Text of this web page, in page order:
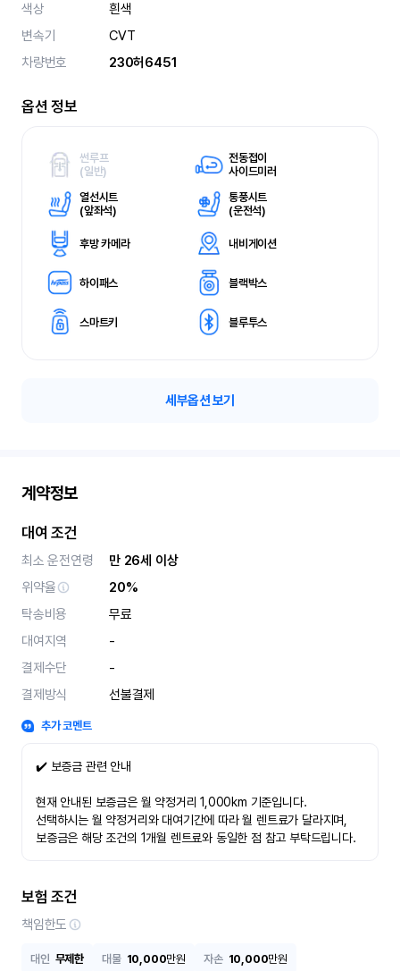
색상
흰색
변속기
CVT
차량번호
230허6451
옵션 정보
썬루프
(일반)
전동접이
사이드미러
열선시트
(앞좌석)
통풍시트
(운전석)
후방 카메라 내비게이션
하이패스 블랙박스
스마트키 블루투스
세부옵션 보기
계약정보
대여 조건
최소 운전연령
만 26세 이상
위약율
20%
탁송비용
무료
대여지역
-
결제수단
-
결제방식
선불결제
추가 코멘트
✔️ 보증금 관련 안내
현재 안내된 보증금은 월 약정거리 1,000km 기준입니다.
선택하시는 월 약정거리와 대여기간에 따라 월 렌트료가 달라지며,
보증금은 해당 조건의 1개월 렌트료와 동일한 점 참고 부탁드립니다.
보험 조건
책임한도
대인 무제한 대물 10,000만원 자손 10,000만원